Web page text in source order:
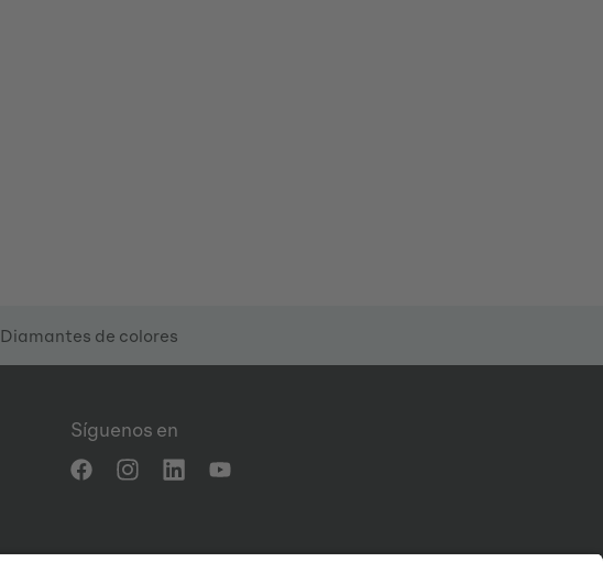
Diamantes de colores
Síguenos en